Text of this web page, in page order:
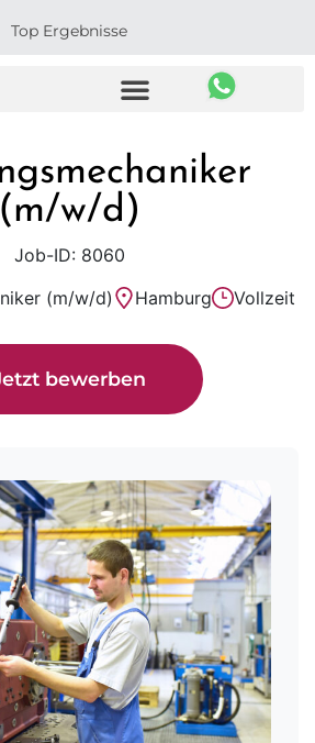
Top Ergebnisse
(m/w/d)
Job-ID: 8060
(m/w/d)
Hamburg Vollzeit
bewerben